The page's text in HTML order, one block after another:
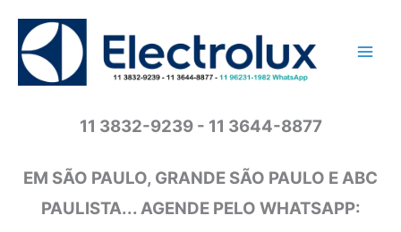
conteúdo
11 3832-9239 - 11 3644-8877
EM SÃO PAULO, GRANDE SÃO PAULO E ABC
PAULISTA... AGENDE PELO WHATSAPP: